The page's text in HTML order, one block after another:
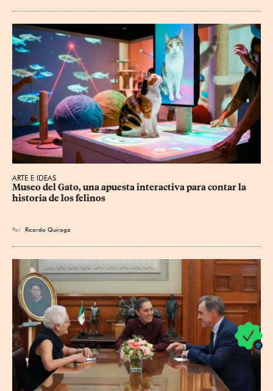
ARTE E IDEAS
Museo del Gato, una apuesta interactiva para contar la
historia de los felinos
Por Ricardo Quiroga